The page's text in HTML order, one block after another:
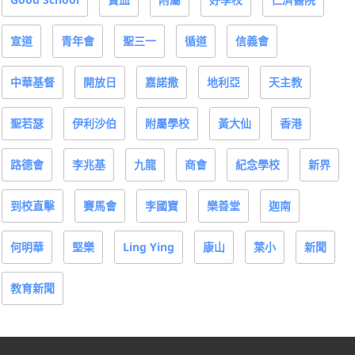
宣道 青年會 聖三一 循道 信義會
中華基督 開放日 嘉諾撒 地利亞 天主教
聖若瑟 伊利沙伯 附屬學校 黃大仙 香港
路德會 李兆基 九龍 商會 紀念學校 新界
到校直擊 賽馬會 李國寶 樂善堂 迦南
何明華 堅樂 Ling Ying 康山 葉小 新聞
教育新聞